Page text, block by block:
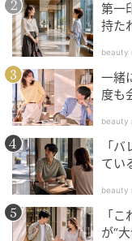
第一
持た
beauty
一緒
度も
beauty
「
てい
beauty
「
が“